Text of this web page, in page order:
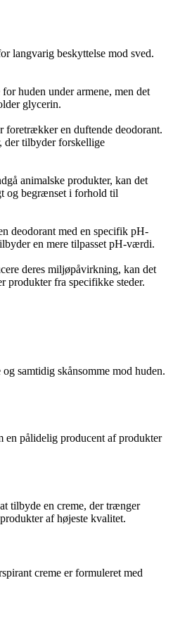
langvarig beskyttelse mod sved.
huden under armene, men det
glycerin.
foretrækker en duftende deodorant.
der tilbyder forskellige
animalske produkter, kan det
og begrænset i forhold til
deodorant med en specifik pH-
en mere tilpasset pH-værdi.
deres miljøpåvirkning, kan det
produkter fra specifikke steder.
samtidig skånsomme mod huden.
en pålidelig producent af produkter
tilbyde en creme, der trænger
af højeste kvalitet.
creme er formuleret med